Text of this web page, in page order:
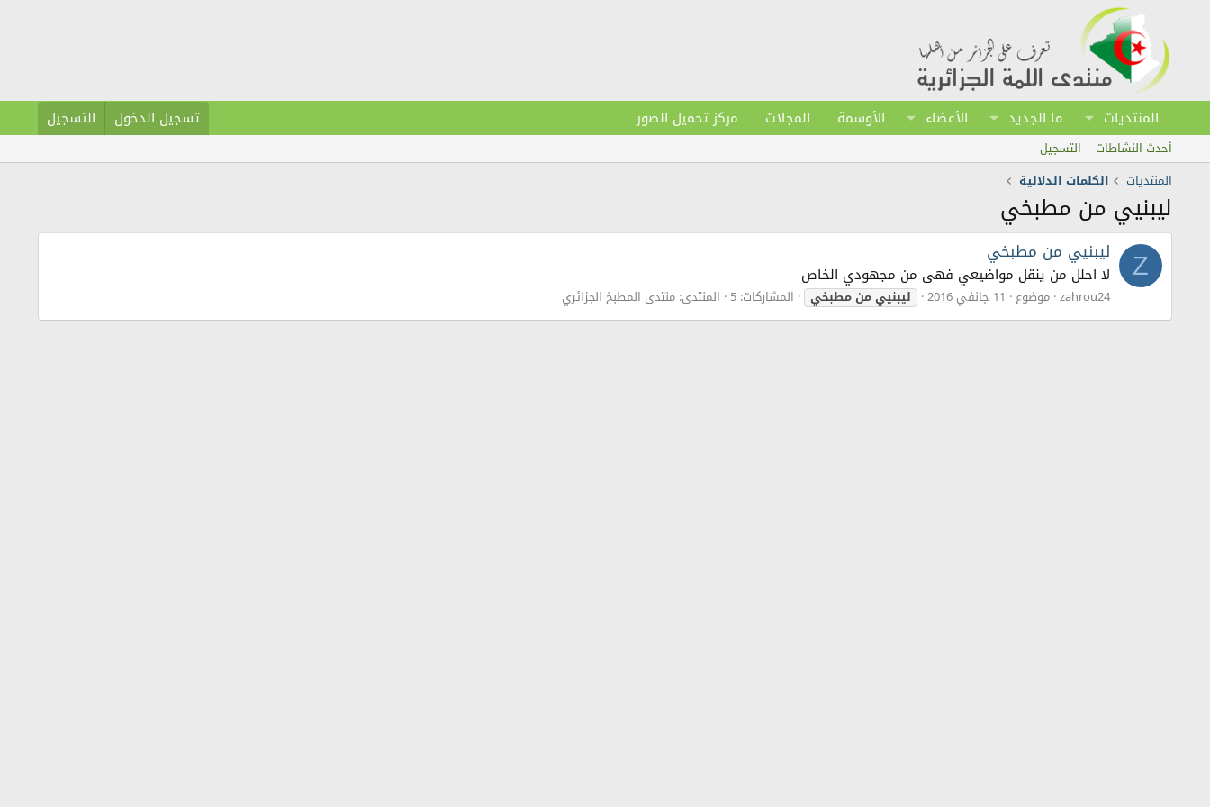
المنتديات ما الجديد الأعضاء الأوسمة المجلات مركز تحميل الصور تسجيل الدخول التسجيل
أحدث النشاطات
التسجيل
المنتديات
الكلمات الدلالية
ليبنيي من مطبخي
Z ليبنيي من مطبخي
لا احلل من ينقل مواضيعي فهى من مجهودي الخاص
zahrou24 موضوع 11 جانفي 2016 ليبنييمنمطبخي المشاركات: 5 المنتدى: منتدى المطبخ الجزائري